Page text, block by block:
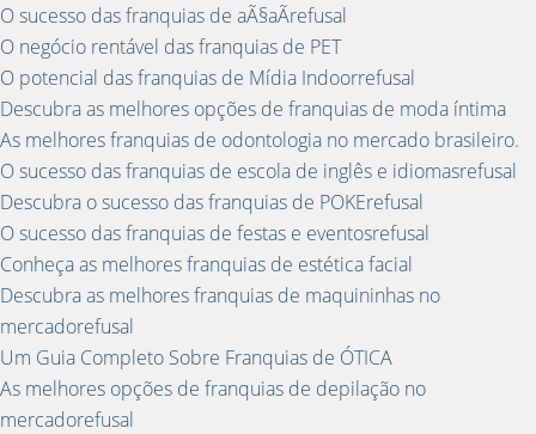
O sucesso das franquias de aÃ§aÃ­refusal
O negócio rentável das franquias de PET
O potencial das franquias de Mídia Indoorrefusal
Descubra as melhores opções de franquias de moda íntima
As melhores franquias de odontologia no mercado brasileiro.
O sucesso das franquias de escola de inglês e idiomasrefusal
Descubra o sucesso das franquias de POKErefusal
O sucesso das franquias de festas e eventosrefusal
Conheça as melhores franquias de estética facial
Descubra as melhores franquias de maquininhas no
mercadorefusal
Um Guia Completo Sobre Franquias de ÓTICA
As melhores opções de franquias de depilação no
mercadorefusal